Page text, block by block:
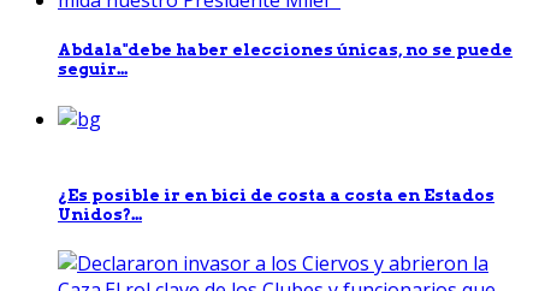
Abdala"debe haber elecciones únicas, no se puede
seguir...
¿Es posible ir en bici de costa a costa en Estados
Unidos?...